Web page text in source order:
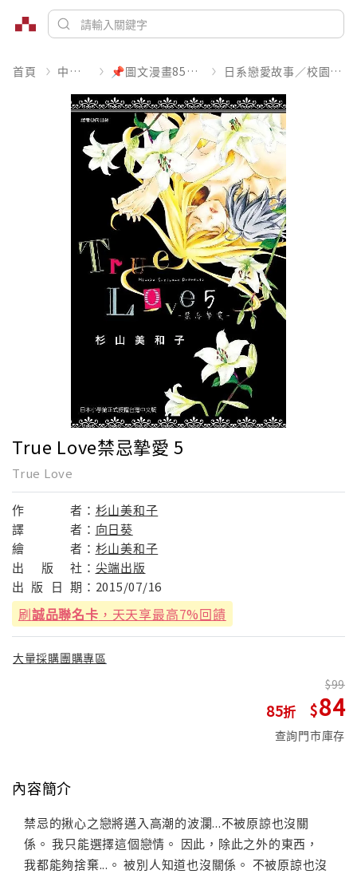
首頁 中文書 📌圖文漫畫85折起 日系戀愛故事／校園青春
True Love禁忌摯愛 5
True Love
作 者： 杉山美和子
譯
者： 向日葵
繪
者： 杉山美和子
出
版 社： 尖端出版
出 版 日 期： 2015/07/16
刷誠品聯名卡 ，天天享最高7%回饋
大量採購團購專區
85
99
84
查詢門市庫存
內容簡介
禁忌的揪心之戀將邁入高潮的波瀾...不被原諒也沒關
係。 我只能選擇這個戀情。 因此，除此之外的東西，
我都能夠捨棄...。 被別人知道也沒關係。 不被原諒也沒